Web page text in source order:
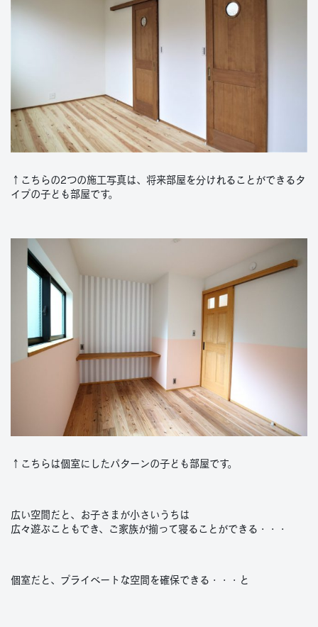
↑こちらの2つの施工写真は、将来部屋を分けれることができるタ
イプの子ども部屋です。
↑こちらは個室にしたパターンの子ども部屋です。
広い空間だと、お子さまが小さいうちは
広々遊ぶこともでき、ご家族が揃って寝ることができる・・・
個室だと、プライベートな空間を確保できる・・・と